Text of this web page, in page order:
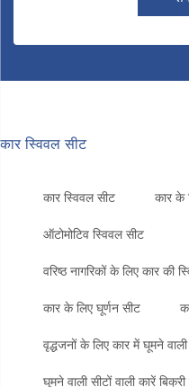
कार स्विवल सीट
कार स्विवल सीट कार के
ऑटोमोटिव स्विवल सीट
वरिष्ठ नागरिकों के लिए कार की
कार के लिए घूर्णन सीट
वृद्धजनों के लिए कार में घूमने
घूमने वाली सीटों वाली कारें